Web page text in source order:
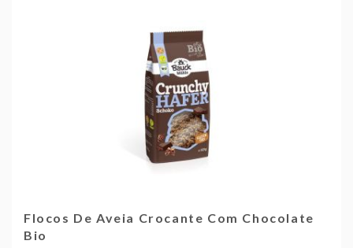
Flocos De Aveia Crocante Com Chocolate
Bio